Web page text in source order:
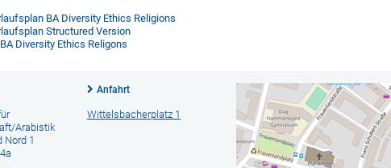
BA Diversity Ethics Religions
Structured Version
Diversity Ethics Religons
Arabistik
Nord 1
Anfahrt
Wittelsbacherplatz 1